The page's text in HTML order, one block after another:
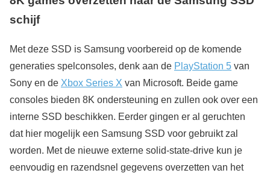
schijf
Met deze SSD is Samsung voorbereid op de komende
generaties spelconsoles, denk aan de PlayStation 5 van
Sony en de Xbox Series X van Microsoft. Beide game
consoles bieden 8K ondersteuning en zullen ook over een
interne SSD beschikken. Eerder gingen er al geruchten
dat hier mogelijk een Samsung SSD voor gebruikt zal
worden. Met de nieuwe externe solid-state-drive kun je
eenvoudig en razendsnel gegevens overzetten van het